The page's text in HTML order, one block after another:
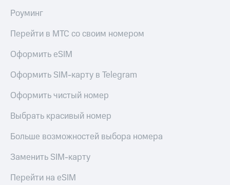
Роуминг
Перейти в МТС со своим номером
Оформить eSIM
Оформить SIM-карту в Telegram
Оформить чистый номер
Выбрать красивый номер
Больше возможностей выбора номера
Заменить SIM-карту
Перейти на eSIM